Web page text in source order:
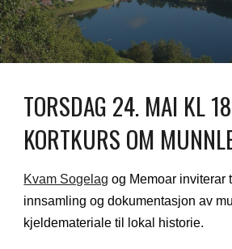
TORSDAG 24. MAI KL
KORTKURS OM
Kvam Sogelag og Memoar inviterar
innsamling og dokumentasjon av
kjeldemateriale til lokal historie.